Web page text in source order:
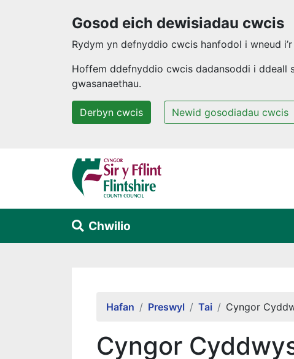
Gosod eich dewisiadau cwcis
Rydym yn defnyddio cwcis hanfodol i wneud
Hoffem ddefnyddio cwcis dadansoddi i ddeall
gwasanaethau.
Derbyn cwcis Newid gosodiadau cwcis
Neidio i'r prif gynnwys
Chwilio
Hafan Preswyl Tai Cyngor
Cyngor